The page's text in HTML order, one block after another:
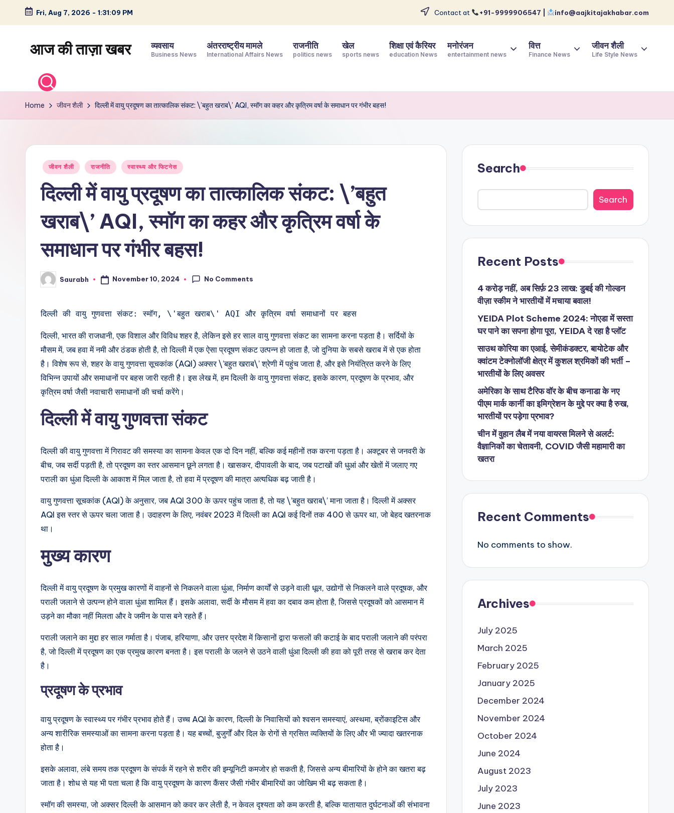
Skip
content
Fri, Aug 7, 2026 - 1:31:10 PM Contact at +91-9999906547 | info@aajkitajakhabar.com
आज की ताज़ा खबर
खेल,
व्यापार
विश्व
व्यवसाय
Business News
अंतरराष्ट्रीय मामले
International Affairs News
राजनीति
politics news
खेल
sports news
शिक्षा एवं कैरियर
education News
मनोरंजन
entertainment news
वित्त
Finance News
जीवन शैली
Life Style News
Home जीवन शैली दिल्ली में वायु प्रदूषण का तात्कालिक संकट: \’बहुत खराब\’ AQI, स्मॉग का कहर और कृत्रिम वर्षा के समाधान पर गंभीर बहस!
Posted
जीवन शैली राजनीति स्वास्थ्य और फिटनेस
दिल्ली में वायु प्रदूषण का तात्कालिक संकट: \’बहुत
खराब\’ AQI, स्मॉग का कहर और कृत्रिम वर्षा के
समाधान पर गंभीर बहस!
Posted
by
Saurabh November 10, 2024 No Comments
दिल्ली की वायु गुणवत्ता संकट: स्मॉग, \'बहुत खराब\' AQI और कृत्रिम वर्षा समाधानों पर बहस
दिल्ली, भारत की राजधानी, एक विशाल और विविध शहर है, लेकिन इसे हर साल वायु गुणवत्ता संकट का सामना करना पड़ता है। सर्दियों के
मौसम में, जब हवा में नमी और ठंडक होती है, तो दिल्ली में एक ऐसा प्रदूषण संकट उत्पन्न हो जाता है, जो दुनिया के सबसे खराब में से एक होता
है। विशेष रूप से, शहर के वायु गुणवत्ता सूचकांक (AQI) अक्सर \’बहुत खराब\’ श्रेणी में पहुंच जाता है, और इसे नियंत्रित करने के लिए
विभिन्न उपायों और समाधानों पर बहस जारी रहती है। इस लेख में, हम दिल्ली के वायु गुणवत्ता संकट, इसके कारण, प्रदूषण के प्रभाव, और
कृत्रिम वर्षा जैसी नवाचारी समाधानों की चर्चा करेंगे।
दिल्ली में वायु गुणवत्ता संकट
दिल्ली की वायु गुणवत्ता में गिरावट की समस्या का सामना केवल एक दो दिन नहीं, बल्कि कई महीनों तक करना पड़ता है। अक्टूबर से जनवरी के
बीच, जब सर्दी पड़ती है, तो प्रदूषण का स्तर आसमान छूने लगता है। खासकर, दीपावली के बाद, जब पटाखों की धुआं और खेतों में जलाए गए
पराली का धुंआ दिल्ली के आकाश में मिल जाता है, तो हवा में प्रदूषण की मात्रा अत्यधिक बढ़ जाती है।
वायु गुणवत्ता सूचकांक (AQI) के अनुसार, जब AQI 300 के ऊपर पहुंच जाता है, तो यह \’बहुत खराब\’ माना जाता है। दिल्ली में अक्सर
AQI इस स्तर से ऊपर चला जाता है। उदाहरण के लिए, नवंबर 2023 में दिल्ली का AQI कई दिनों तक 400 से ऊपर था, जो बेहद खतरनाक
था।
मुख्य कारण
दिल्ली में वायु प्रदूषण के प्रमुख कारणों में वाहनों से निकलने वाला धुंआ, निर्माण कार्यों से उड़ने वाली धूल, उद्योगों से निकलने वाले प्रदूषक, और
पराली जलाने से उत्पन्न होने वाला धुंआ शामिल हैं। इसके अलावा, सर्दी के मौसम में हवा का दबाव कम होता है, जिससे प्रदूषकों को आसमान में
उड़ने का मौका नहीं मिलता और वे जमीन के पास बने रहते हैं।
पराली जलाने का मुद्दा हर साल गर्माता है। पंजाब, हरियाणा, और उत्तर प्रदेश में किसानों द्वारा फसलों की कटाई के बाद पराली जलाने की परंपरा
है, जो दिल्ली में प्रदूषण का एक प्रमुख कारण बनता है। इस पराली के जलने से उठने वाली धुंआ दिल्ली की हवा को पूरी तरह से खराब कर देता
है।
प्रदूषण के प्रभाव
वायु प्रदूषण के स्वास्थ्य पर गंभीर प्रभाव होते हैं। उच्च AQI के कारण, दिल्ली के निवासियों को श्वसन समस्याएं, अस्थमा, ब्रोंकाइटिस और
अन्य शारीरिक समस्याओं का सामना करना पड़ता है। यह बच्चों, बुजुर्गों और दिल के रोगों से ग्रसित व्यक्तियों के लिए और भी ज्यादा खतरनाक
होता है।
इसके अलावा, लंबे समय तक प्रदूषण के संपर्क में रहने से शरीर की इम्यूनिटी कमजोर हो सकती है, जिससे अन्य बीमारियों के होने का खतरा बढ़
जाता है। शोध से यह भी पता चला है कि वायु प्रदूषण के कारण कैंसर जैसी गंभीर बीमारियों का जोखिम भी बढ़ सकता है।
स्मॉग की समस्या, जो अक्सर दिल्ली के आसमान को कवर कर लेती है, न केवल दृश्यता को कम करती है, बल्कि यातायात दुर्घटनाओं की संभावना
Search
Search
Recent Posts
4 करोड़ नहीं, अब सिर्फ़ 23 लाख: डुबई की गोल्डन
वीज़ा स्कीम ने भारतीयों में मचाया बवाल!
YEIDA Plot Scheme 2024: नोएडा में सस्ता
घर पाने का सपना होगा पूरा, YEIDA दे रहा है प्लॉट
साउथ कोरिया का एआई, सेमीकंडक्टर, बायोटेक और
क्वांटम टेक्नोलॉजी क्षेत्र में कुशल श्रमिकों की भर्ती –
भारतीयों के लिए अवसर
अमेरिका के साथ टैरिफ वॉर के बीच कनाडा के नए
पीएम मार्क कार्नी का इमिग्रेशन के मुद्दे पर क्या है रुख,
भारतीयों पर पड़ेगा प्रभाव?
चीन में वुहान लैब में नया वायरस मिलने से अलर्ट:
वैज्ञानिकों का चेतावनी, COVID जैसी महामारी का
खतरा
Recent Comments
No comments to show.
Archives
July 2025
March 2025
February 2025
January 2025
December 2024
November 2024
October 2024
June 2024
August 2023
July 2023
June 2023